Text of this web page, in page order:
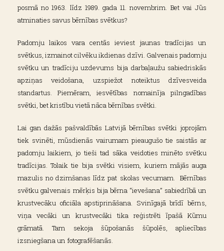
posmā no 1963. līdz 1989. gada 11. novembrim. Bet vai Jūs
atminaties savus bērnības svētkus?
Padomju laikos vara centās ieviest jaunas tradīcijas un
svētkus, izmainot cilvēku ikdienas dzīvi. Galvenais padomju
svētku un tradīciju uzdevums bija darbaļaužu sabiedriskās
apziņas veidošana, uzspiežot noteiktus dzīvesveida
standartus. Piemēram, iesvētības nomainīja pilngadības
svētki, bet kristību vietā nāca bērnības svētki.
Lai gan dažās pašvaldībās Latvijā bērnības svētki joprojām
tiek svinēti, mūsdienās vairumam pieaugušo tie saistās ar
padomju laikiem, jo tieši tad sāka veidoties minēto svētku
tradīcijas. Tolaik tie bija svētki visiem, kuriem mājās auga
mazulis no dzimšanas līdz pat skolas vecumam. Bērnības
svētku galvenais mērķis bija bērna “ievešana” sabiedrībā un
krustvecāku oficiāla apstiprināšana. Svinīgajā brīdī bērns,
viņa vecāki un krustvecāki tika reģistrēti īpašā Kūmu
grāmatā. Tam sekoja šūpošanās šūpolēs, apliecības
izsniegšana un fotografēšanās.